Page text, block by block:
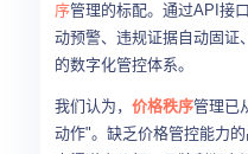
序管理的标配。通过API接
动预警、违规证据自动固
的数字化管控体系。
我们认为， 价格秩序管理已
动作"。缺乏价格管控能力